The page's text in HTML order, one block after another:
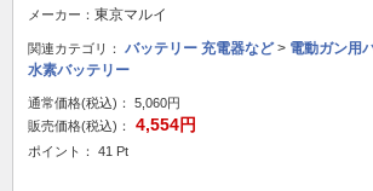
メーカー： 東京マルイ
関連カテゴリ： バッテリー 充電器など> 電動ガン用
水素バッテリー
通常価格(税込)：
5,060円
販売価格(税込)：
4,554円
ポイント： 41 Pt